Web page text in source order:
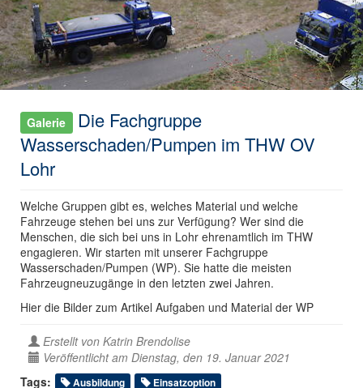
Galerie
Die Fachgruppe
Wasserschaden/Pumpen im THW OV
Lohr
Welche Gruppen gibt es, welches Material und welche
Fahrzeuge stehen bei uns zur Verfügung? Wer sind die
Menschen, die sich bei uns in Lohr ehrenamtlich im THW
engagieren. Wir starten mit unserer Fachgruppe
Wasserschaden/Pumpen (WP). Sie hatte die meisten
Fahrzeugneuzugänge in den letzten zwei Jahren.
Hier die Bilder zum Artikel Aufgaben und Material der WP
Erstellt von Katrin Brendolise
Veröffentlicht am Dienstag, den 19. Januar 2021
Tags:
Ausbildung Einsatzoption